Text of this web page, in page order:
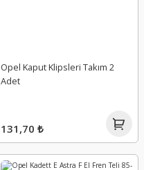
Opel Kaput Klipsleri Takım 2
Adet
131,70 ₺